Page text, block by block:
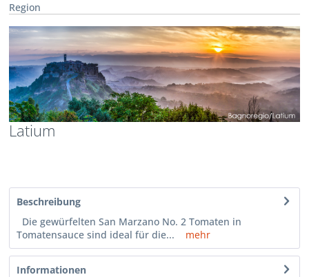
Region
Latium
Beschreibung
Die gewürfelten San Marzano No. 2 Tomaten in
Tomatensauce sind ideal für die...
mehr
Informationen